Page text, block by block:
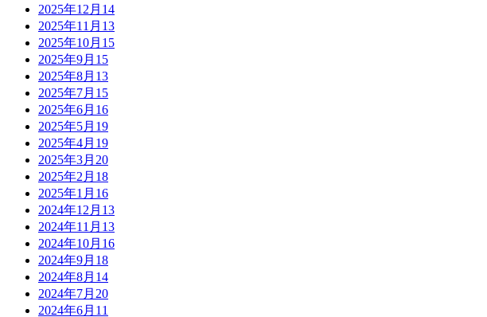
2025年12月 14
2025年11月 13
2025年10月 15
2025年9月 15
2025年8月 13
2025年7月 15
2025年6月 16
2025年5月 19
2025年4月 19
2025年3月 20
2025年2月 18
2025年1月 16
2024年12月 13
2024年11月 13
2024年10月 16
2024年9月 18
2024年8月 14
2024年7月 20
2024年6月 11